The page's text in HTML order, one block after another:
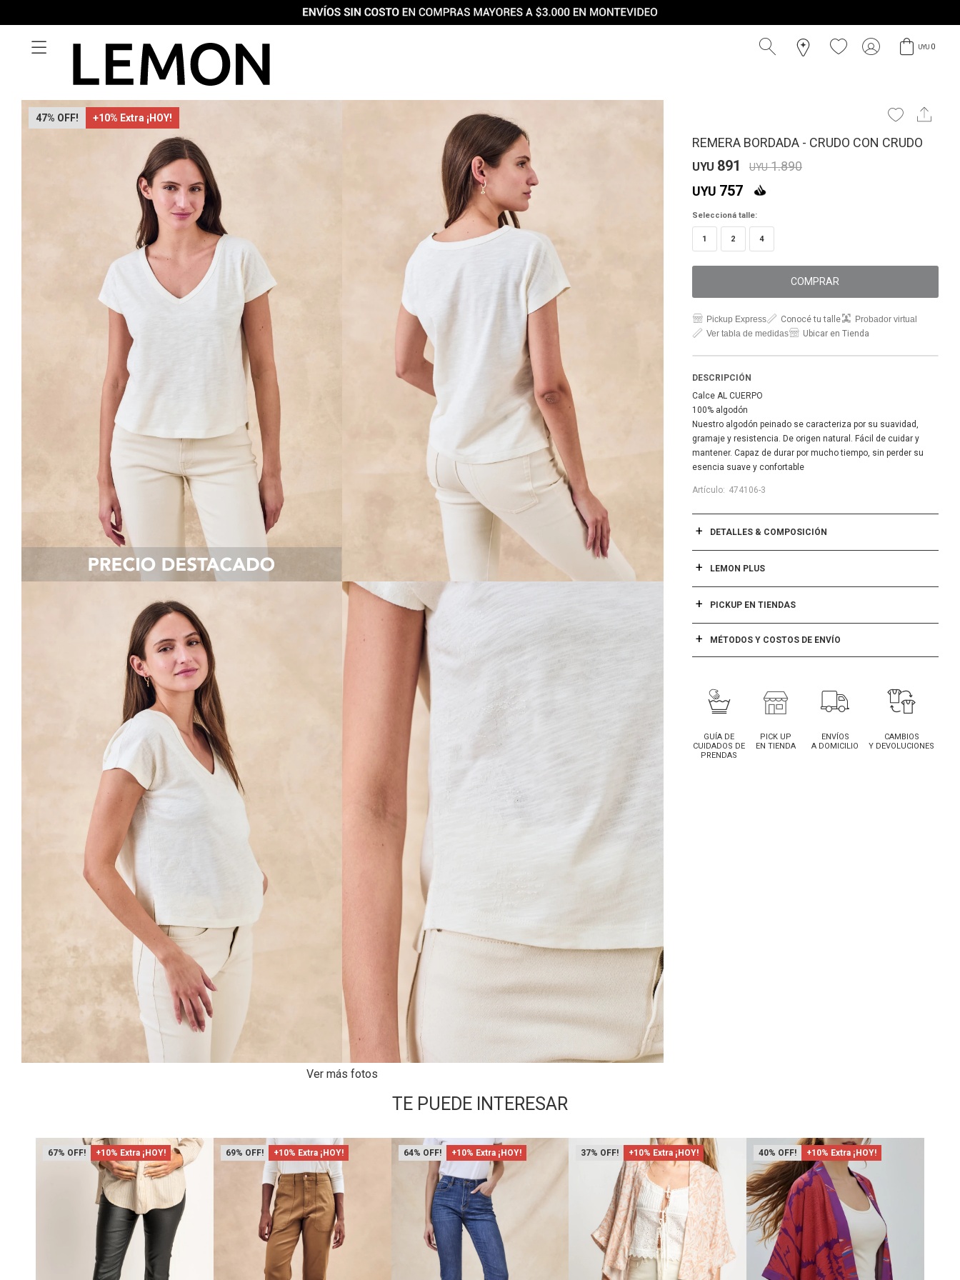
UYU 0

47 +10% Extra ¡HOY!
Ver más fotos
REMERA BORDADA - CRUDO CON CRUDO
UYU 891 UYU 1.890
UYU 757
Seleccioná talle:
1 2 4
COMPRAR
Pickup Express Conocé tu talle
Probador virtual
Ver tabla de medidas
Ubicar en Tienda
DESCRIPCIÓN
Calce AL CUERPO
100% algodón
Nuestro algodón peinado se caracteriza por su suavidad,
gramaje y resistencia. De origen natural. Fácil de cuidar y
mantener. Capaz de durar por mucho tiempo, sin perder su
esencia suave y confortable
474106-3
DETALLES & COMPOSICIÓN
LEMON PLUS
PICKUP EN TIENDAS
MÉTODOS Y COSTOS DE ENVÍO
GUÍA DE
CUIDADOS DE
PRENDAS
PICK UP
EN TIENDA
ENVÍOS
A DOMICILIO
CAMBIOS
Y DEVOLUCIONES
TE PUEDE INTERESAR
67 +10% Extra ¡HOY! 69 +10% Extra ¡HOY! 64 +10% Extra ¡HOY! 37 +10% Extra ¡HOY! 40 +10% Extra ¡HOY!